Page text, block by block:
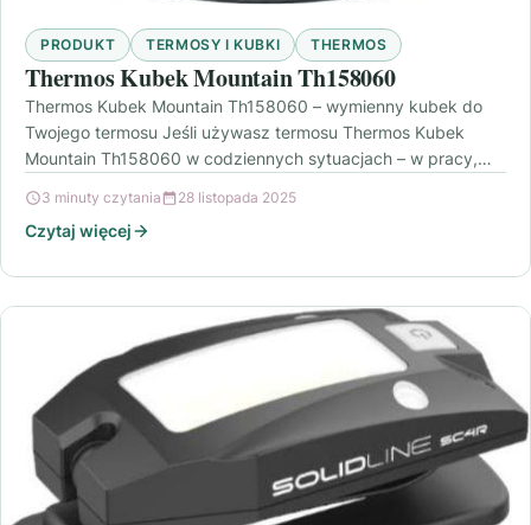
PRODUKT TERMOSY I KUBKI THERMOS
Thermos Kubek Mountain Th158060
Thermos Kubek Mountain Th158060 – wymienny kubek do
Twojego termosu Jeśli używasz termosu Thermos Kubek
Mountain Th158060 w codziennych sytuacjach – w pracy,
3 minuty czytania 28 listopada 2025
Czytaj więcej